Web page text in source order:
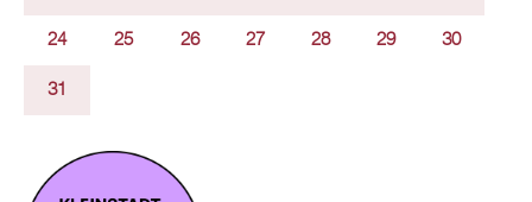
24 25 26 27 28 29 30
31